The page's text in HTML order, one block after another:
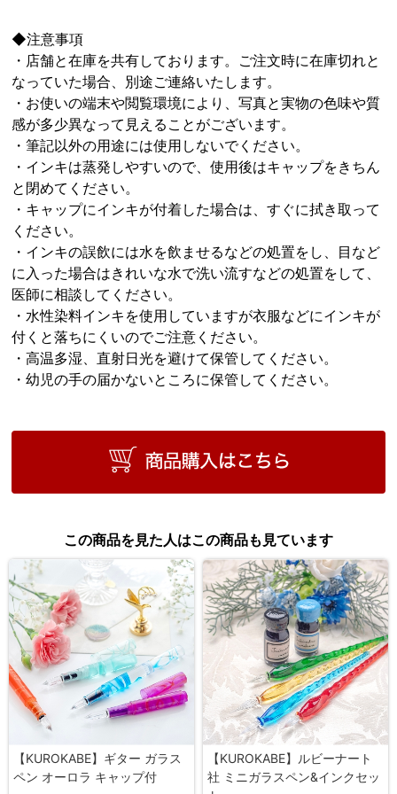
◆注意事項
・店舗と在庫を共有しております。ご注文時に在庫切れと
なっていた場合、別途ご連絡いたします。
・お使いの端末や閲覧環境により、写真と実物の色味や質
感が多少異なって見えることがございます。
・筆記以外の用途には使用しないでください。
・インキは蒸発しやすいので、使用後はキャップをきちん
と閉めてください。
・キャップにインキが付着した場合は、すぐに拭き取って
ください。
・インキの誤飲には水を飲ませるなどの処置をし、目など
に入った場合はきれいな水で洗い流すなどの処置をして、
医師に相談してください。
・水性染料インキを使用していますが衣服などにインキが
付くと落ちにくいのでご注意ください。
・高温多湿、直射日光を避けて保管してください。
・幼児の手の届かないところに保管してください。
この商品を見た人はこの商品も見ています
【KUROKABE】ギター ガラス
ペン オーロラ キャップ付
【KUROKABE】ルビーナート
社 ミニガラスペン&インクセッ